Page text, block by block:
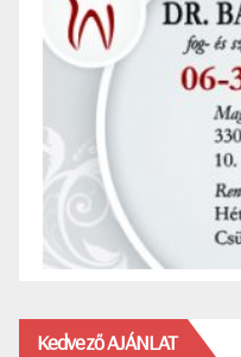
Kedvező AJÁNLAT